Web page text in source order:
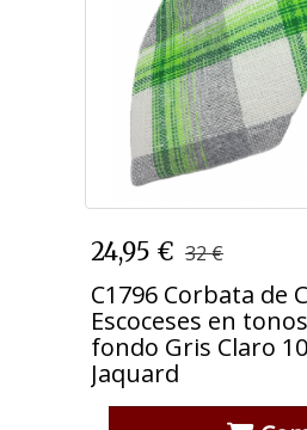
C1796
Escoceses en
fondo Gris Claro
24,95 € 32 €
C1796 Corbata de
Escoceses en
fondo Gris Claro
Jaquard